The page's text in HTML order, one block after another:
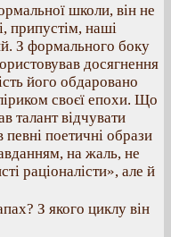
школи, він не
припустім, наші
З формального боку
досягнення
його обдаровано
своєї епохи. Що
талант відчувати
певні поетичні образи
на жаль, не
раціоналісти», але й
З якого циклу він